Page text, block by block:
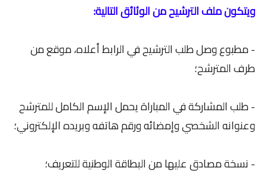
ويتكون ملف الترشيح من الوثائق التالية:
- مطبوع وصل طلب الترشيح في الرابط أعلاه، موقع من
طرف المترشح؛
- طلب المشاركة في المباراة يحمل الإسم الكامل للمترشح
وعنوانه الشخصي وإمضائه ورقم هاتفه وبريده الإلكتروني؛
- نسخة مصادق عليها من البطاقة الوطنية للتعريف؛